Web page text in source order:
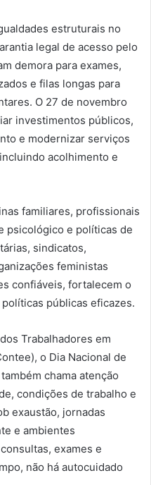
estruturais no
legal de acesso pelo
demora para exames,
e filas longas para
O 27 de novembro
investimentos públicos,
e modernizar serviços
acolhimento e
familiares, profissionais
psicológico e políticas de
sindicatos,
feministas
confiáveis, fortalecem o
públicas eficazes.
Trabalhadores em
o Dia Nacional de
chama atenção
condições de trabalho e
exaustão, jornadas
e ambientes
exames e
não há autocuidado